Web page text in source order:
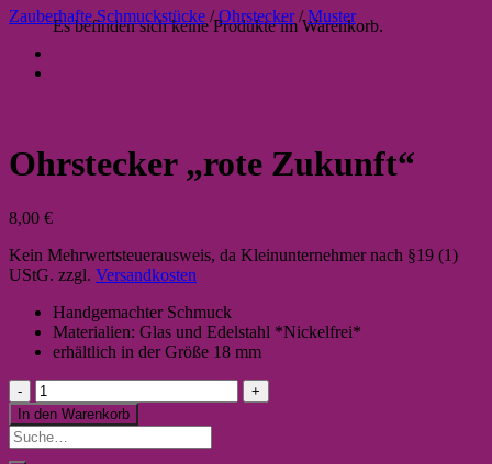
Es befinden sich keine Produkte im Warenkorb.
Zauberhafte Schmuckstücke / Ohrstecker / Muster
Ohrstecker „rote Zukunft“
8,00 €
Kein Mehrwertsteuerausweis, da Kleinunternehmer nach §19 (1)
UStG. zzgl. Versandkosten
Handgemachter Schmuck
Materialien: Glas und Edelstahl *Nickelfrei*
erhältlich in der Größe 18 mm
Ohrstecker
"rote
Zukunft"
Menge
In den Warenkorb
Suche
nach: